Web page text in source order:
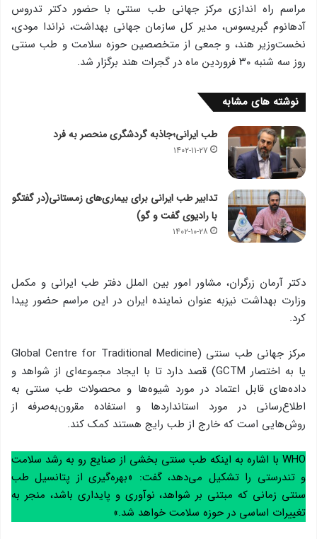
مراسم راه اندازی مرکز جهانی طب سنتی با حضور دکتر تدروس
آدهانوم گبریسوس، مدیر کل سازمان جهانی بهداشت، نراندا مودی،
نخست‌وزیر هند، و جمعی از متخصصین حوزه سلامت و طب سنتی
روز سه شنبه ۳۰ فروردین ماه در گجرات هند برگزار شد.
نوشته های مشابه
طب ایرانی؛جاذبه گردشگری منحصر به فرد
۱۴۰۲-۱۱-۲۷
تدابیر طب ایرانی برای بیماری‌های زمستانی(در گفتگو
با رادیوی گفت و گو)
۱۴۰۲-۱۰-۲۸
دکتر آرمان زرگران، مشاور امور بین الملل دفتر طب ایرانی و مکمل
وزارت بهداشت نیزبه عنوان نماینده ایران در این مراسم حضور پیدا
کرد.
مرکز جهانی طب سنتی (Global Centre for Traditional Medicine
یا به اختصار GCTM) قصد دارد تا با ایجاد مجموعه‌ای از شواهد و
داده‌های قابل اعتماد در مورد شیوه‌ها و محصولات طب سنتی به
اطلاع‌رسانی در مورد استانداردها و استفاده مقرون‌به‌صرفه از
روش‌هایی است که خارج از طب رایج هستند کمک کند.
WHO با اشاره به اینکه طب سنتی بخشی از صنایع رو به رشد سلامت
و تندرستی را تشکیل می‌دهد، گفت: «بهره‌گیری از پتانسیل طب
سنتی زمانی که مبتنی بر شواهد، نوآوری و پایداری باشد، منجر به
تغییرات اساسی در حوزه سلامت خواهد شد.»